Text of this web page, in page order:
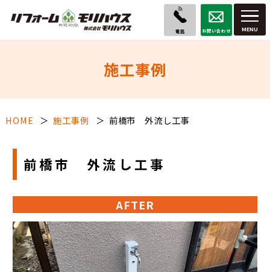
電話 お問い合わせ
施工事例
HOME 施工事例 前橋市 外流し工事
前橋市 外流し工事
AFTER